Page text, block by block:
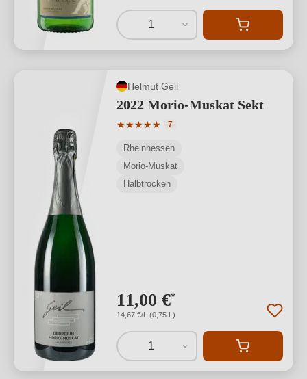
1
Helmut Geil
2022 Morio-Muskat Sekt
★★★★★
Durchschnittliche Bewertung von 5
7
Rheinhessen
Morio-Muskat
Halbtrocken
11,00 €*
14,67 €/L (0,75 L)
1